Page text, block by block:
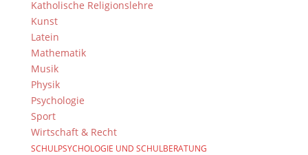
Katholische Religionslehre
Kunst
Latein
Mathematik
Musik
Physik
Psychologie
Sport
Wirtschaft & Recht
SCHULPSYCHOLOGIE UND SCHULBERATUNG